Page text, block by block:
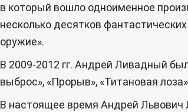
в который вошло одноименное
несколько десятков
оружие».
В 2009-2012 гг. Андрей Ливадный
выброс», «Прорыв», «Титановая
В настоящее время Андрей Львович